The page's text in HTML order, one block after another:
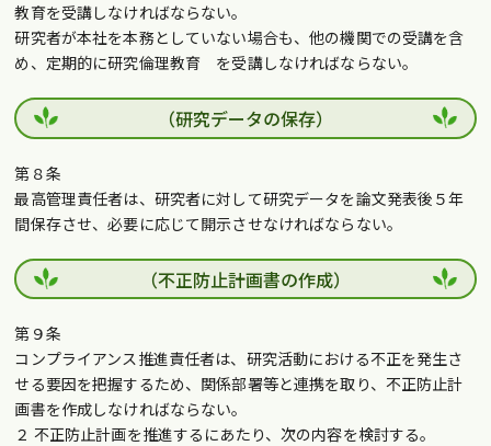
教育を受講しなければならない。
研究者が本社を本務としていない場合も、他の機関での受講を含
め、定期的に研究倫理教育 を受講しなければならない。
（研究データの保存）
第８条
最高管理責任者は、研究者に対して研究データを論文発表後５年
間保存させ、必要に応じて開示させなければならない。
（不正防止計画書の作成）
第９条
コンプライアンス推進責任者は、研究活動における不正を発生さ
せる要因を把握するため、関係部署等と連携を取り、不正防止計
画書を作成しなければならない。
２ 不正防止計画を推進するにあたり、次の内容を検討する。